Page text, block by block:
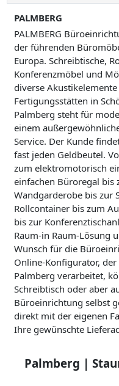
PALMBERG
PALMBERG
der führenden
Europa. Schreibtische,
Konferenzmöbel und
diverse
Fertigungsstätten in
Palmberg steht für
einem
Service. Der Kunde
fast jeden Geldbeutel.
zum elektromotorisch
einfachen Büroregal bis
Wandgarderobe bis zur
Rollcontainer bis zum
bis zur
Raum-in Raum-Lösung
Wunsch für die
Online-Konfigurator,
Palmberg verarbeitet,
Schreibtisch oder aber
Büroeinrichtung selbst
direkt mit der eigenen
Ihre gewünschte
Palmberg |